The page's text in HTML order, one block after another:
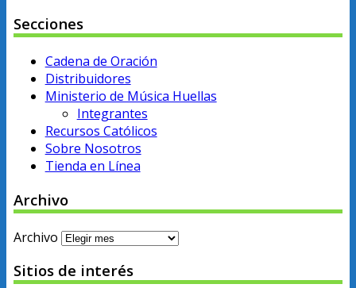
Secciones
Cadena de Oración
Distribuidores
Ministerio de Música Huellas
Integrantes
Recursos Católicos
Sobre Nosotros
Tienda en Línea
Archivo
Archivo
Sitios de interés